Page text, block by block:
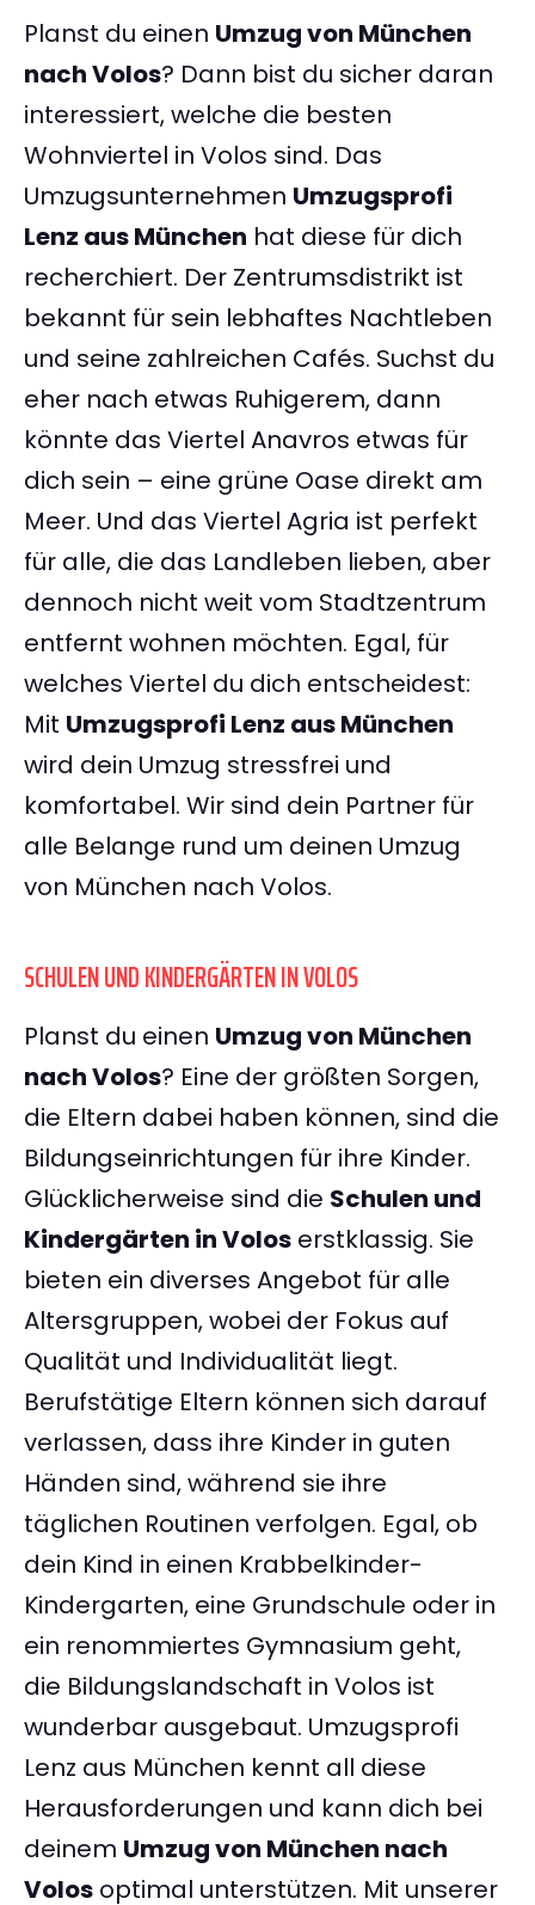
Planst du einen Umzug von München
nach Volos? Dann bist du sicher daran
interessiert, welche die besten
Wohnviertel in Volos sind. Das
Umzugsunternehmen Umzugsprofi
Lenz aus München hat diese für dich
recherchiert. Der Zentrumsdistrikt ist
bekannt für sein lebhaftes Nachtleben
und seine zahlreichen Cafés. Suchst du
eher nach etwas Ruhigerem, dann
könnte das Viertel Anavros etwas für
dich sein – eine grüne Oase direkt am
Meer. Und das Viertel Agria ist perfekt
für alle, die das Landleben lieben, aber
dennoch nicht weit vom Stadtzentrum
entfernt wohnen möchten. Egal, für
welches Viertel du dich entscheidest:
Mit Umzugsprofi Lenz aus München
wird dein Umzug stressfrei und
komfortabel. Wir sind dein Partner für
alle Belange rund um deinen Umzug
von München nach Volos.
SCHULEN UND KINDERGÄRTEN IN VOLOS
Planst du einen Umzug von München
nach Volos? Eine der größten Sorgen,
die Eltern dabei haben können, sind die
Bildungseinrichtungen für ihre Kinder.
Glücklicherweise sind die Schulen und
Kindergärten in Volos erstklassig. Sie
bieten ein diverses Angebot für alle
Altersgruppen, wobei der Fokus auf
Qualität und Individualität liegt.
Berufstätige Eltern können sich darauf
verlassen, dass ihre Kinder in guten
Händen sind, während sie ihre
täglichen Routinen verfolgen. Egal, ob
dein Kind in einen Krabbelkinder-
Kindergarten, eine Grundschule oder in
ein renommiertes Gymnasium geht,
die Bildungslandschaft in Volos ist
wunderbar ausgebaut. Umzugsprofi
Lenz aus München kennt all diese
Herausforderungen und kann dich bei
deinem Umzug von München nach
Volos optimal unterstützen. Mit unserer